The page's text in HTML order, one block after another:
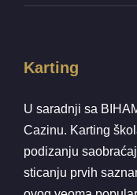
Karting
U saradnji sa
Cazinu. Karting
podizanju
sticanju prvih